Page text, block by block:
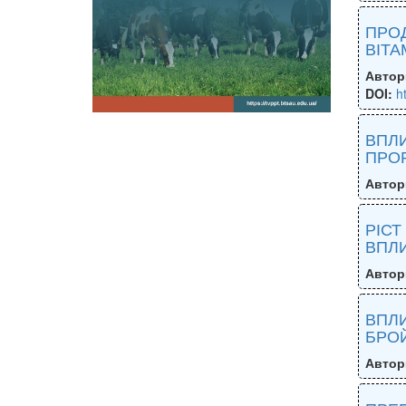
DOI: